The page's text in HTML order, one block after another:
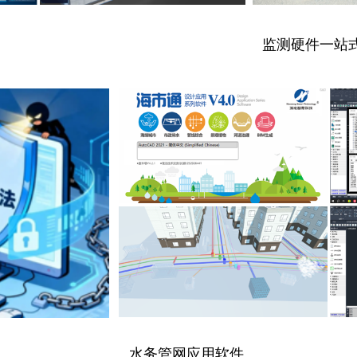
监测硬件一站
水务管网应用软件